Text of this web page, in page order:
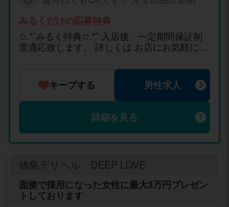
８２１－５７４７ 猫みみまで
みるくだけの応募特典
✩.*˚みるく特典✩.*˚ 入店後、一定期間保証制
度適応致します。 詳しくは お店にお気軽にお
キープする 男性求人
詳細を見る
徳島デリヘル DEEP LOVE
面接で採用になった女性に最大3万円プレゼン
トしております